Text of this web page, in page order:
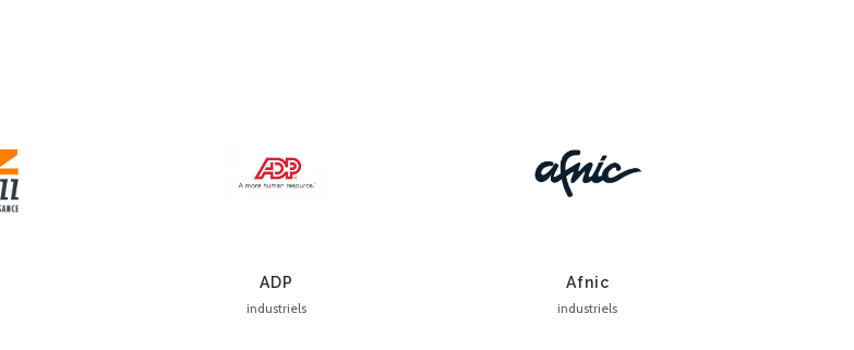
ADP
industriels
Afnic
industriels